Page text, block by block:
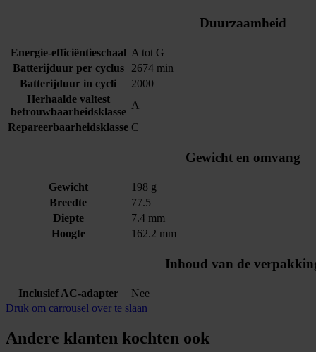
Duurzaamheid
Energie-efficiëntieschaal A tot G
Batterijduur per cyclus
2674 min
Batterijduur in cycli
2000
Herhaalde valtest
betrouwbaarheidsklasse
A
Repareerbaarheidsklasse C
Gewicht en omvang
Gewicht
198 g
Breedte
77.5
Diepte
7.4 mm
Hoogte
162.2 mm
Inhoud van de
Inclusief AC-adapter
Nee
Druk om carrousel over te slaan
Andere klanten kochten ook